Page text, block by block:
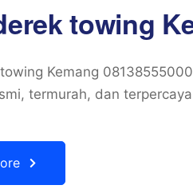
towing
Kemang
termurah, dan